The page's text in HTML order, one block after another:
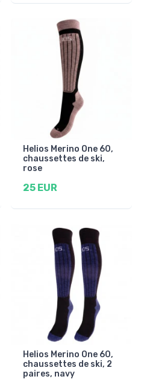
Helios Merino One 60,
chaussettes de ski,
rose
25 EUR
Helios Merino One 60,
chaussettes de ski, 2
paires, navy